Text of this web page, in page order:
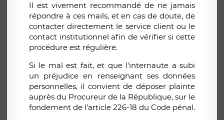
Il est vivement recommandé de ne jamais
répondre à ces mails, et en cas de doute, de
contacter directement le service client ou le
contact institutionnel afin de vérifier si cette
procédure est régulière.
Si le mal est fait, et que l'internaute a subi
un préjudice en renseignant ses données
personnelles, il convient de déposer plainte
auprès du Procureur de la République, sur le
fondement de l'article 226-18 du Code pénal.